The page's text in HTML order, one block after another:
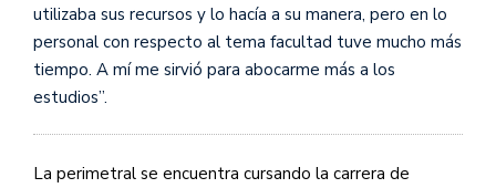
utilizaba sus recursos y lo hacía a su manera, pero en lo
personal con respecto al tema facultad tuve mucho más
tiempo. A mí me sirvió para abocarme más a los
estudios”.
La perimetral se encuentra cursando la carrera de